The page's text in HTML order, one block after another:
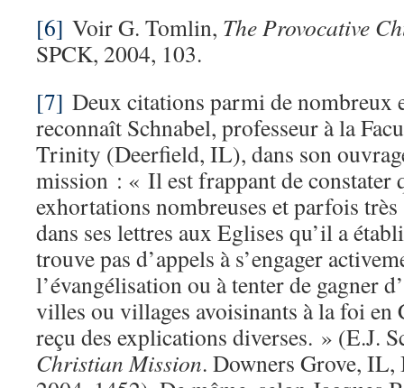
[6] Voir G. Tomlin, The Provocative
SPCK, 2004, 103.
[7] Deux citations parmi de nombreux
reconnaît Schnabel, professeur à la
Trinity (Deerfield, IL), dans son
mission : « Il est frappant de constater
exhortations nombreuses et parfois
dans ses lettres aux Eglises qu’il a
trouve pas d’appels à s’engager
l’évangélisation ou à tenter de gagner
villes ou villages avoisinants à la foi en
reçu des explications diverses. » (E.J.
Christian Mission. Downers Grove,